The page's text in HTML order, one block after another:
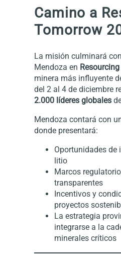
Camino a
Tomorrow
La misión culminará
Mendoza en
minera más influyente
del 2 al 4 de diciembre
2.000 líderes globales
Mendoza contará con
donde presentará:
Oportunidades de
litio
Marcos
transparentes
Incentivos y
proyectos
La estrategia
integrarse a la
minerales críticos